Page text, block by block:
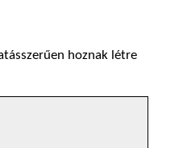
hoznak létre